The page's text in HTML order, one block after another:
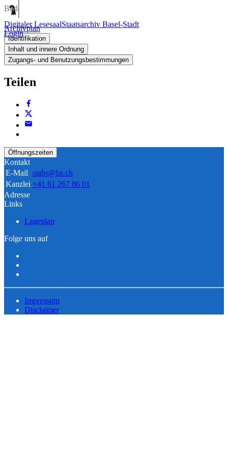
Digitaler LesesaalStaatsarchiv Basel-Stadt
Login
Bild
Archivplan
Identifikation
Inhalt und innere Ordnung
Zugangs- und Benutzungsbestimmungen
Teilen
Öffnungszeiten
Kontakt
E-Mail stabs@bs.ch
Kanzlei +41 61 267 86 01
Adresse
Links
Lageplan
Folge uns auf
Impressum
Disclaimer